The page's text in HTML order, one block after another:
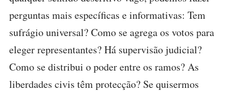
perguntas mais específicas e informativas: Tem
sufrágio universal? Como se agrega os votos para
eleger representantes? Há supervisão judicial?
Como se distribui o poder entre os ramos? As
liberdades civis têm protecção? Se quisermos